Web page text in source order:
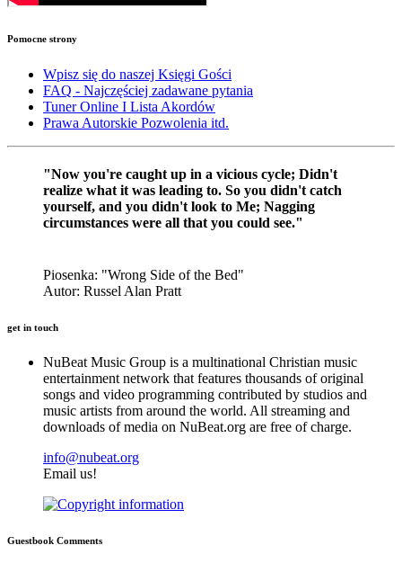
Pomocne strony
Wpisz się do naszej Księgi Gości
FAQ - Najczęściej zadawane pytania
Tuner Online I Lista Akordów
Prawa Autorskie Pozwolenia itd.
"Now you're caught up in a vicious cycle; Didn't
realize what it was leading to. So you didn't catch
yourself, and you didn't look to Me; Nagging
circumstances were all that you could see."
Piosenka: "Wrong Side of the Bed"
Autor: Russel Alan Pratt
get in touch
NuBeat Music Group is a multinational Christian music
entertainment network that features thousands of original
songs and video programming contributed by studios and
music artists from around the world. All streaming and
downloads of media on NuBeat.org are free of charge.
info@nubeat.org
Email us!
Guestbook Comments